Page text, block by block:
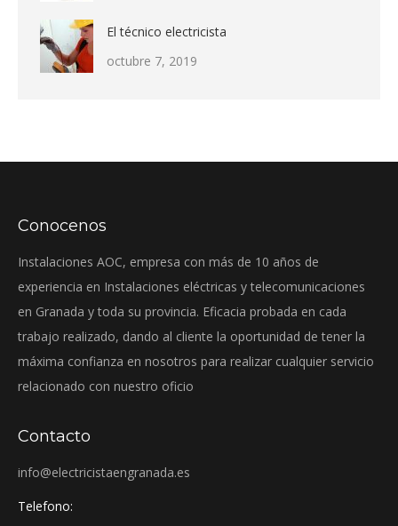
El técnico electricista
octubre 7, 2019
Conocenos
Instalaciones AOC, empresa con más de 10 años de
experiencia en Instalaciones eléctricas y telecomunicaciones
en Granada y toda su provincia. Eficacia probada en cada
trabajo realizado, dando al cliente la oportunidad de tener la
máxima confianza en nosotros para realizar cualquier servicio
relacionado con nuestro oficio
Contacto
info@electricistaengranada.es
Telefono: